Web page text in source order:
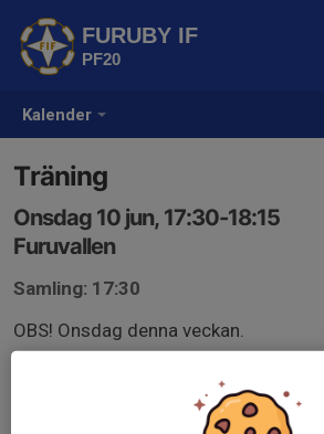
Kalender
FURUBY IF
PF20
Träning
Onsdag 10 jun, 17:30-18:15
Furuvallen
Samling: 17:30
OBS! Onsdag denna veckan.